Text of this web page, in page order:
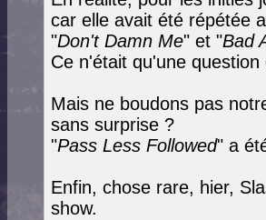
car elle avait été répétée
"Don't Damn Me" et "Bad
Ce n'était qu'une
Mais ne boudons pas
sans surprise ?
"Pass Less Followed" a
Enfin, chose rare, hier,
show.